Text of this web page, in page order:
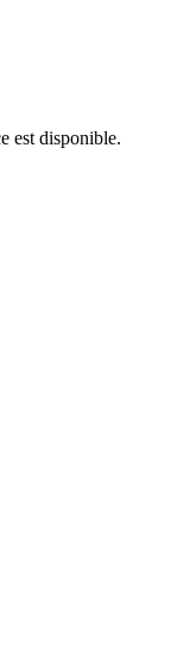
est disponible.